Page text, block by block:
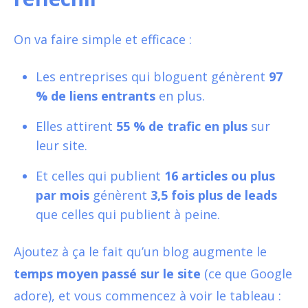
On va faire simple et efficace :
Les entreprises qui bloguent génèrent 97
% de liens entrants en plus.
Elles attirent 55 % de trafic en plus sur
leur site.
Et celles qui publient 16 articles ou plus
par mois génèrent 3,5 fois plus de leads
que celles qui publient à peine.
Ajoutez à ça le fait qu’un blog augmente le
temps moyen passé sur le site (ce que Google
adore), et vous commencez à voir le tableau :